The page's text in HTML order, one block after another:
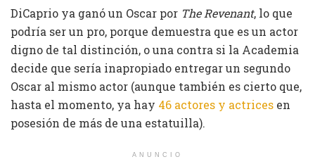
DiCaprio ya ganó un Oscar por The Revenant, lo que
podría ser un pro, porque demuestra que es un actor
digno de tal distinción, o una contra si la Academia
decide que sería inapropiado entregar un segundo
Oscar al mismo actor (aunque también es cierto que,
hasta el momento, ya hay 46 actores y actrices en
posesión de más de una estatuilla).
ANUNCIO